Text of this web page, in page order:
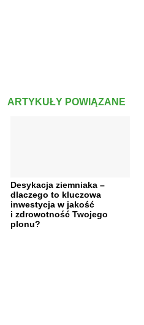
ARTYKUŁY POWIĄZANE
Desykacja ziemniaka –
dlaczego to kluczowa
inwestycja w jakość
i zdrowotność Twojego
plonu?